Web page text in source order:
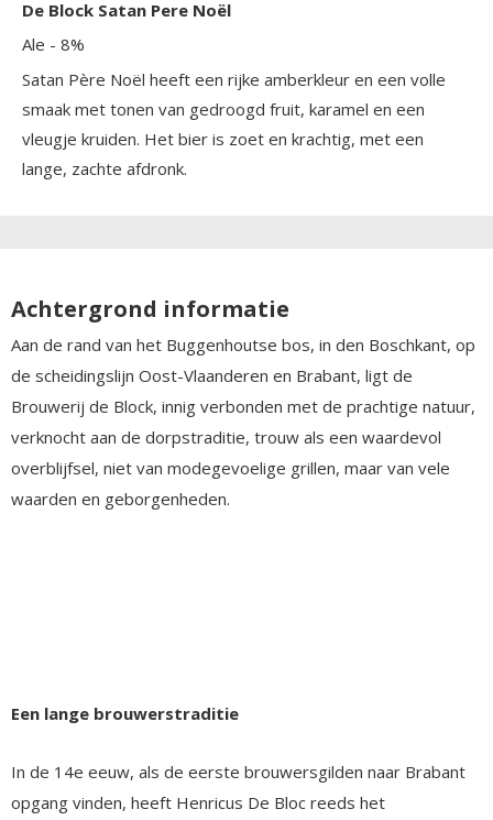
De Block Satan Pere Noël
Ale - 8%
Satan Père Noël heeft een rijke amberkleur en een volle
smaak met tonen van gedroogd fruit, karamel en een
vleugje kruiden. Het bier is zoet en krachtig, met een
lange, zachte afdronk.
Achtergrond informatie
Aan de rand van het Buggenhoutse bos, in den Boschkant, op
de scheidingslijn Oost-Vlaanderen en Brabant, ligt de
Brouwerij de Block, innig verbonden met de prachtige natuur,
verknocht aan de dorpstraditie, trouw als een waardevol
overblijfsel, niet van modegevoelige grillen, maar van vele
waarden en geborgenheden.
Een lange brouwerstraditie
In de 14e eeuw, als de eerste brouwersgilden naar Brabant
opgang vinden, heeft Henricus De Bloc reeds het